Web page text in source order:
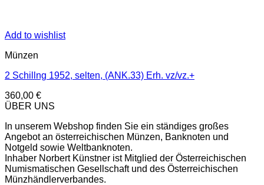
Add to wishlist
Münzen
2 Schillng 1952, selten, (ANK.33) Erh. vz/vz.+
360,00 €
ÜBER UNS
In unserem Webshop finden Sie ein ständiges großes
Angebot an österreichischen Münzen, Banknoten und
Notgeld sowie Weltbanknoten.
Inhaber Norbert Künstner ist Mitglied der Österreichischen
Numismatischen Gesellschaft und des Österreichischen
Münzhändlerverbandes.